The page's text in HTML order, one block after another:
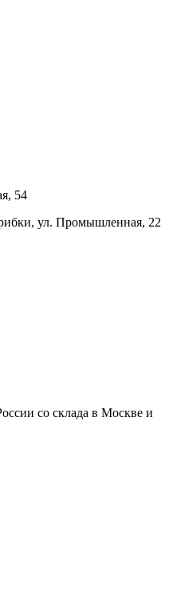
54
ул. Промышленная, 22
со склада в Москве и